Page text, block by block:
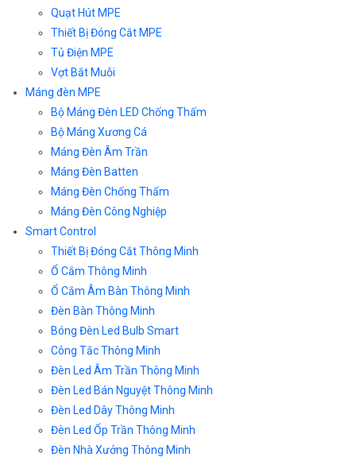
Quạt Hút MPE
Thiết Bị Đóng Cắt MPE
Tủ Điện MPE
Vợt Bắt Muỗi
Máng đèn MPE
Bộ Máng Đèn LED Chống Thấm
Bộ Máng Xương Cá
Máng Đèn Âm Trần
Máng Đèn Batten
Máng Đèn Chống Thấm
Máng Đèn Công Nghiệp
Smart Control
Thiết Bị Đóng Cắt Thông Minh
Ổ Cắm Thông Minh
Ổ Cắm Âm Bàn Thông Minh
Đèn Bàn Thông Minh
Bóng Đèn Led Bulb Smart
Công Tắc Thông Minh
Đèn Led Âm Trần Thông Minh
Đèn Led Bán Nguyệt Thông Minh
Đèn Led Dây Thông Minh
Đèn Led Ốp Trần Thông Minh
Đèn Nhà Xưởng Thông Minh